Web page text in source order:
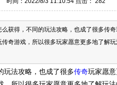
获得，不同的玩法攻略，也成了很多传
奇游戏，所以很多玩家愿意更多地了解
玩法攻略，也成了很多传奇玩家愿